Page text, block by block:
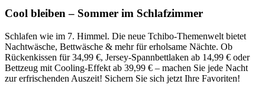
Cool bleiben – Sommer im Schlafzimmer
Schlafen wie im 7. Himmel. Die neue Tchibo-Themenwelt bietet
Nachtwäsche, Bettwäsche & mehr für erholsame Nächte. Ob
Rückenkissen für 34,99 €, Jersey-Spannbettlaken ab 14,99 € oder
Bettzeug mit Cooling-Effekt ab 39,99 € – machen Sie jede Nacht
zur erfrischenden Auszeit! Sichern Sie sich jetzt Ihre Favoriten!